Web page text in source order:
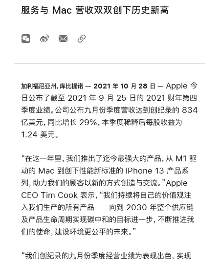
服务与 Mac 营收双双创下历史新高
加利福尼亚州，库比提诺 2021 年 10 月 28 日
Apple 今
日公布了截至 2021 年 9 月 25 日的 2021 财年第四
季度业绩。公司公布九月份季度营收达到创纪录的 834
亿美元，同比增长 29%，本季度稀释后每股收益为
1.24 美元。
“在这一年里，我们推出了迄今最强大的产品，从 M1 驱
动的 Mac 到创下性能新标准的 iPhone 13 产品系
列，助力我们的顾客以新的方式创造与交流。”Apple
CEO Tim Cook 表示，“我们持续将自己的价值观注
入我们生产的所有产品——向到 2030 年整个供应链
及产品生命周期实现碳中和的目标进一步，不断推进我
们的使命，建设环境更公平的未来。”
“我们创纪录的九月份季度经营业绩为表现出色、实现